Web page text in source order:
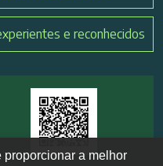
e reconhecidos
a melhor